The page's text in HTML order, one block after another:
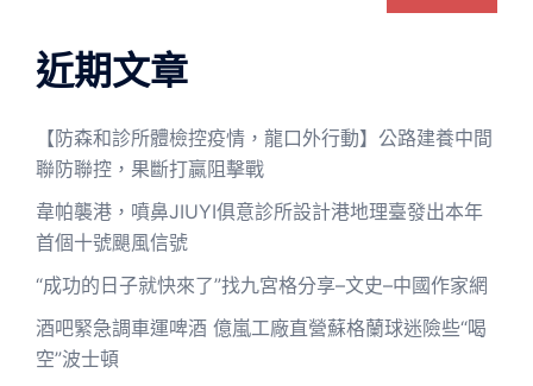
近期文章
【防森和診所體檢控疫情，龍口外行動】公路建養中間
聯防聯控，果斷打贏阻擊戰
韋帕襲港，噴鼻JIUYI俱意診所設計港地理臺發出本年
首個十號颶風信號
“成功的日子就快來了”找九宮格分享–文史–中國作家網
酒吧緊急調車運啤酒 億嵐工廠直營蘇格蘭球迷險些“喝
空”波士頓